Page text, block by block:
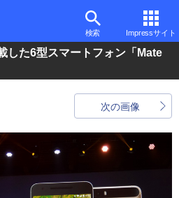
検索 Impressサイト
した6型スマートフォン「Mate
次の画像